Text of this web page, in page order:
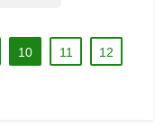
10 11 12